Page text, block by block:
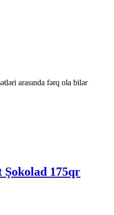
arasında fərq ola bilər
175qr